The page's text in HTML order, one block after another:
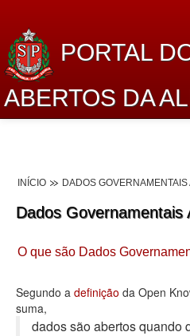
PORTAL
ABERTOS DA
Lei de Acesso à Informação
Dados Governamentais
Planejamento
Catálogo de dados
INÍCIO DADOS GOVERNAMENTAIS
Dados Governamentais
O que são Dados
Segundo a definição da Open
suma,
dados são abertos quando